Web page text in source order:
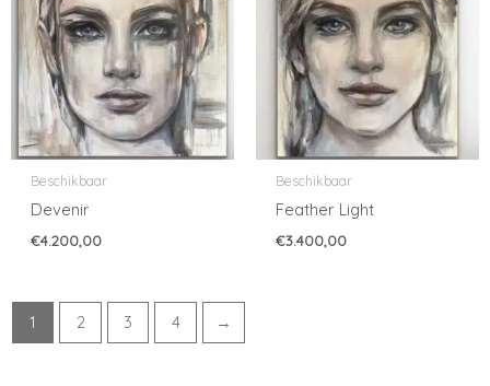
Beschikbaar
Devenir
€4.200,00
Beschikbaar
Feather Light
€3.400,00
1 2 3 4 →